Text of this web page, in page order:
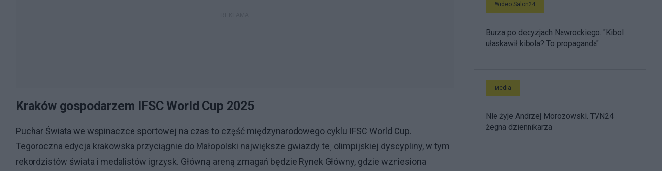
Kraków gospodarzem IFSC World Cup 2025
Puchar Świata we wspinaczce sportowej na czas to część międzynarodowego cyklu IFSC World Cup.
Tegoroczna edycja krakowska przyciągnie do Małopolski największe gwiazdy tej olimpijskiej dyscypliny, w tym
rekordzistów świata i medalistów igrzysk. Główną areną zmagań będzie Rynek Główny, gdzie wzniesiona
Wideo Salon24
Burza po decyzjach Nawrockiego. "Kibol
ułaskawił kibola? To propaganda"
Media
Nie żyje Andrzej Morozowski. TVN24
żegna dziennikarza